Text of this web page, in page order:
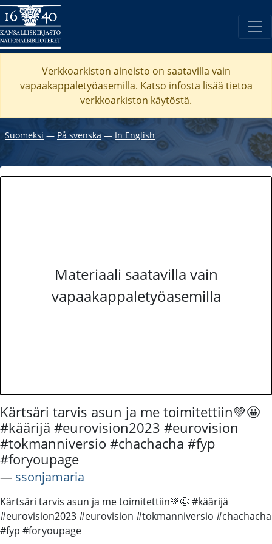
Verkkoarkiston aineisto on saatavilla vain
vapaakappaletyöasemilla. Katso infosta lisää tietoa
verkkoarkiston käytöstä.
Suomeksi ― På svenska ― In English
Materiaali saatavilla vain
vapaakappaletyöasemilla
Kärtsäri tarvis asun ja me toimitettiin💚🤩
#käärijä #eurovision2023 #eurovision
#tokmanniversio #chachacha #fyp
#foryoupage
― ssonjamaria
Kärtsäri tarvis asun ja me toimitettiin💚🤩 #käärijä
#eurovision2023 #eurovision #tokmanniversio #chachacha
#fyp #foryoupage